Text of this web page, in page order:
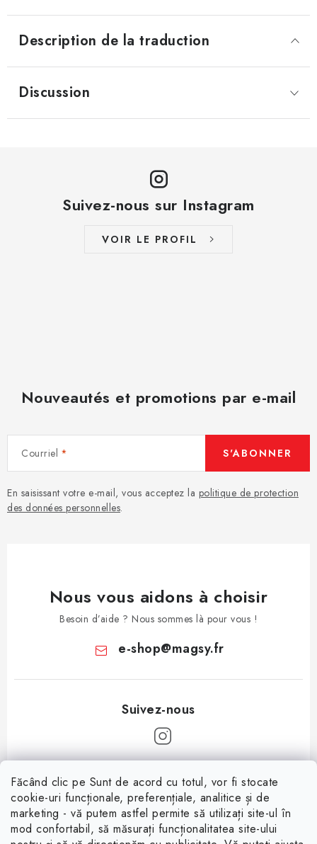
Făcând clic pe Sunt de acord cu totul, vor fi stocate
cookie-uri funcționale, preferențiale, analitice și de
marketing - vă putem astfel permite să utilizați site-ul în
mod confortabil, să măsurați funcționalitatea site-ului
Description de la traduction
Discussion
Suivez-nous sur Instagram
VOIR LE PROFIL
Nouveautés et promotions par e-mail
Courriel
En saisissant votre e-mail, vous acceptez la politique de protection
des données personnelles.
S'ABONNER
Nous vous aidons à choisir
Besoin d’aide ? Nous sommes là pour vous !
e-shop@magsy.fr
Informații pentru tine
À propos